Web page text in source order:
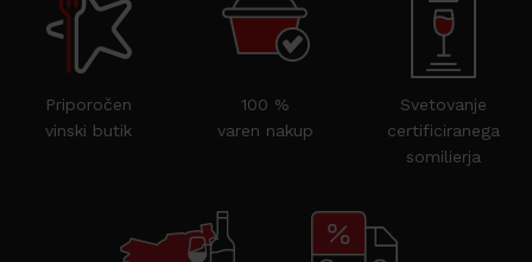
Priporočen
vinski butik
100 %
varen nakup
Svetovanje
certificiranega
somilierja